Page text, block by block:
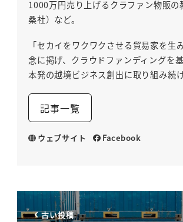
1000万円売り上げるクラファン物販の
桑社）など。
「セカイをワクワクさせる貿易家を生
念に掲げ、クラウドファンディングを
本発の越境ビジネス創出に取り組み続け
記事一覧
ウェブサイト Facebook
古い投稿